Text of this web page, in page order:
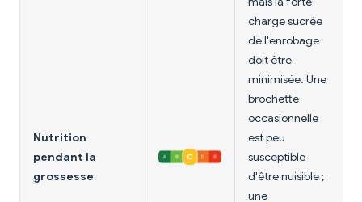
Nutrition
pendant la
grossesse
charge sucrée
de l'enrobage
doit être
minimisée. Une
brochette
occasionnelle
est peu
susceptible
d'être nuisible ;
une